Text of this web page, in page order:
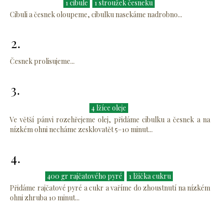
1 cibule
1 stroužek česneku
Cibuli a česnek oloupeme, cibulku nasekáme nadrobno...
2.
Česnek prolisujeme...
3.
4 lžíce oleje
Ve větší pánvi rozehřejeme olej, přidáme cibulku a česnek a na
nízkém ohni necháme zesklovatět 5–10 minut...
4.
400 gr rajčatového pyré
1 lžička cukru
Přidáme rajčatové pyré a cukr a vaříme do zhoustnutí na nízkém
ohni zhruba 10 minut...